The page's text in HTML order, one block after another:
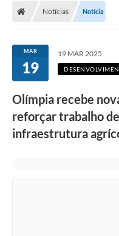
Notícias Notícia
MAR
19
19 MAR 2025
Olímpia recebe
reforçar trabalho
infraestrutura